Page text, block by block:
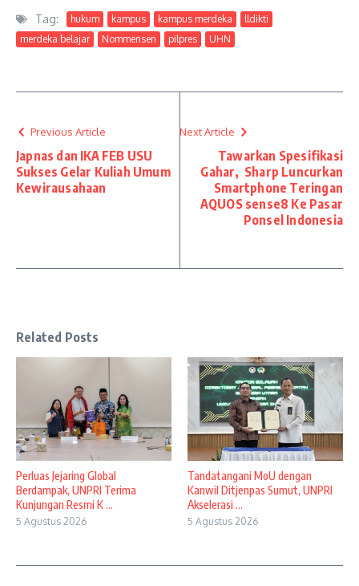
Tag: hukum kampus kampus merdeka
lldikti
merdeka belajar
Nommensen pilpres UHN
Previous Article
Japnas dan IKA FEB USU
Sukses Gelar Kuliah Umum
Kewirausahaan
Next Article
Tawarkan Spesifikasi
Gahar, Sharp Luncurkan
Smartphone Teringan
AQUOS sense8 Ke Pasar
Ponsel Indonesia
Related Posts
Perluas Jejaring Global
Berdampak, UNPRI Terima
Kunjungan Resmi K ...
5 Agustus 2026
Tandatangani MoU dengan
Kanwil Ditjenpas Sumut, UNPRI
Akselerasi ...
5 Agustus 2026